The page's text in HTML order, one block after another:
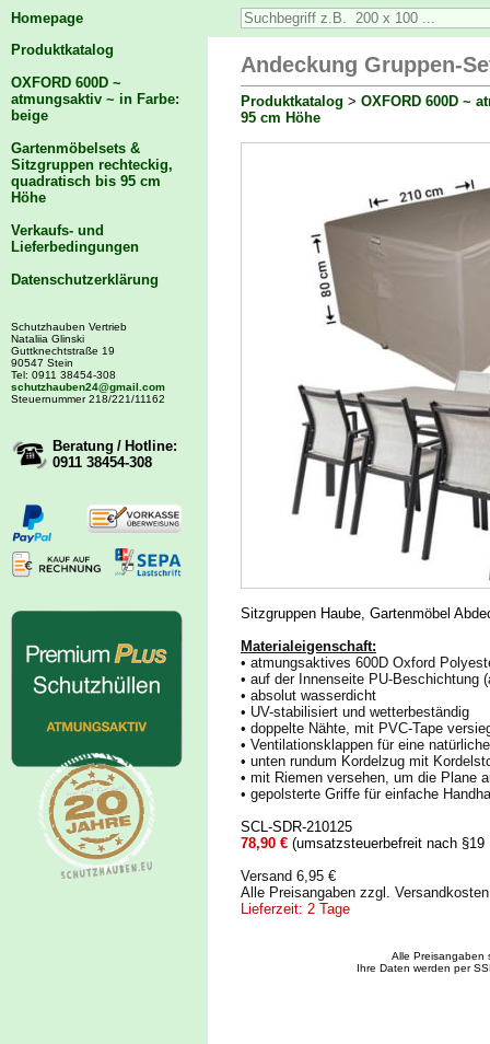
Homepage
Produktkatalog
OXFORD 600D ~
atmungsaktiv ~ in Farbe:
beige
Gartenmöbelsets &
Sitzgruppen rechteckig,
quadratisch bis 95 cm
Höhe
Verkaufs- und
Lieferbedingungen
Datenschutzerklärung
Schutzhauben Vertrieb
Nataliia Glinski
Guttknechtstraße 19
90547 Stein
Tel: 0911 38454-308
schutzhauben24@gmail.com
Steuernummer 218/221/11162
Beratung / Hotline:
0911 38454-308
Andeckung Gruppen-
Produktkatalog > OXFORD 600D ~
95 cm Höhe
Sitzgruppen Haube, Gartenmöbel
Materialeigenschaft:
• atmungsaktives 600D Oxford
• auf der Innenseite PU-Beschichtung
• absolut wasserdicht
• UV-stabilisiert und wetterbeständig
• doppelte Nähte, mit PVC-Tape
• Ventilationsklappen für eine
• unten rundum Kordelzug mit
• mit Riemen versehen, um die Plane
• gepolsterte Griffe für einfache
SCL-SDR-210125
78,90 € (umsatzsteuerbefreit nach §19
Versand 6,95 €
Alle Preisangaben zzgl.
Lieferzeit: 2 Tage
Alle Preisangaben
Ihre Daten werden per